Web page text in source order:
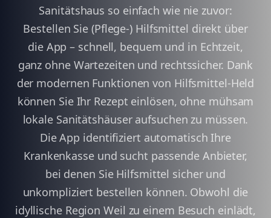
Sanitätshaus so einfach wie nie zuvor:
Bestellen Sie (Pflege-) Hilfsmittel direkt über
die App – schnell, bequem und in Echtzeit,
ganz ohne Wartezeiten und rechtssicher. Dank
der modernen Funktionen von Hilfsmittel-Held
können Sie Ihr Rezept einlösen, ohne mühsam
lokale Sanitätshäuser aufsuchen zu müssen.
Die App identifiziert automatisch Ihre
Krankenkasse und sucht passende Anbieter,
bei denen Sie Hilfsmittel sicher und
unkompliziert bestellen können. Obwohl die
idyllische Region Weil zu einem Besuch einlädt,